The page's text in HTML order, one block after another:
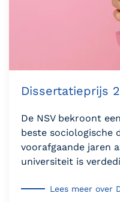
Dissertatieprijs
De NSV bekroont
beste sociologische
voorafgaande jaren
universiteit is
Lees meer over